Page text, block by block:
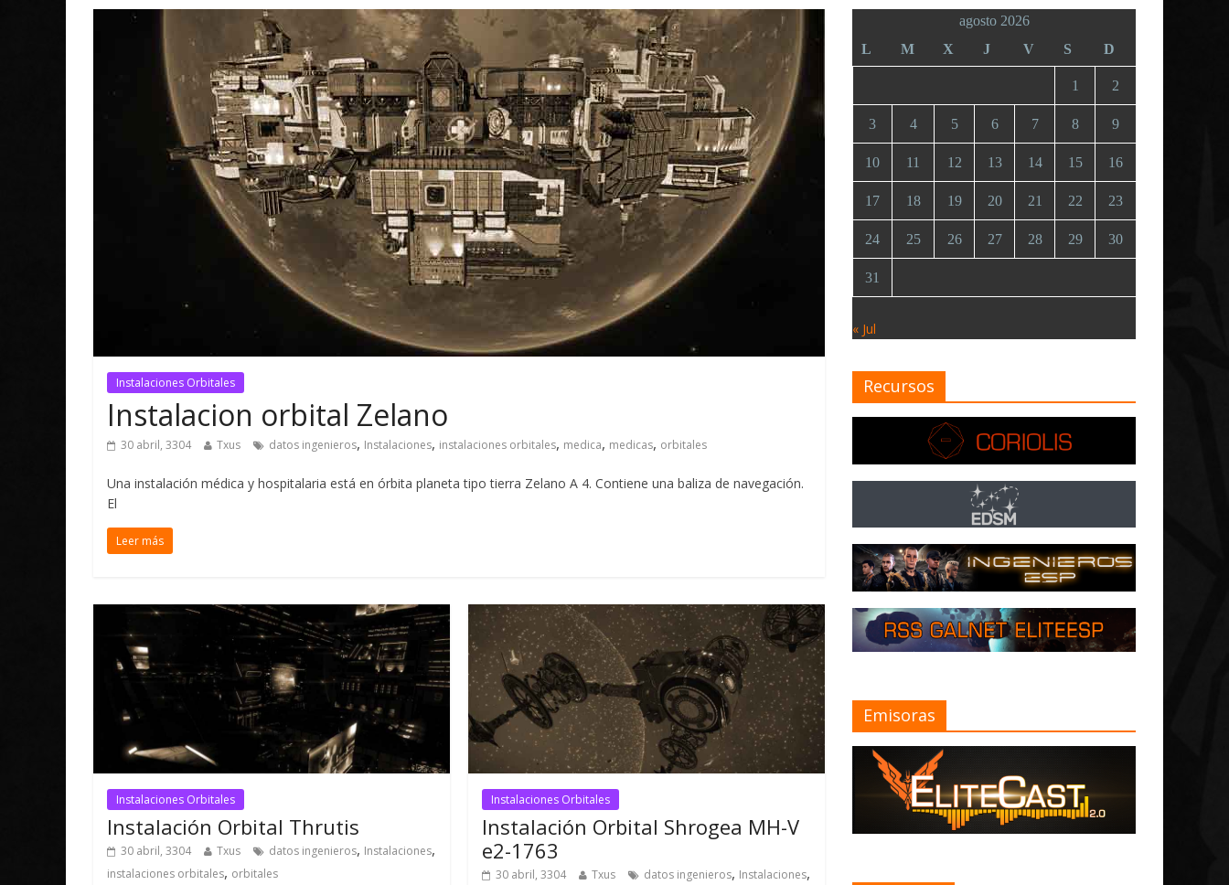
Instalaciones Orbitales
Instalacion orbital Zelano
30 abril, 3304 Txus datos ingenieros, Instalaciones, instalaciones orbitales, medica, medicas, orbitales
Una instalación médica y hospitalaria está en órbita planeta tipo tierra Zelano A 4. Contiene una baliza de navegación.
El
Leer más
Instalaciones Orbitales
Instalación Orbital Thrutis
30 abril, 3304 Txus datos ingenieros, Instalaciones,
instalaciones orbitales, orbitales
Instalaciones Orbitales
Instalación Orbital Shrogea MH-V
e2-1763
30 abril, 3304 Txus datos ingenieros, Instalaciones,
agosto 2026
L
M X J V S D
1 2
3 4 5 6 7 8 9
10 11 12 13 14 15 16
17 18 19 20 21 22 23
24 25 26 27 28 29 30
31
« Jul
Recursos
Emisoras